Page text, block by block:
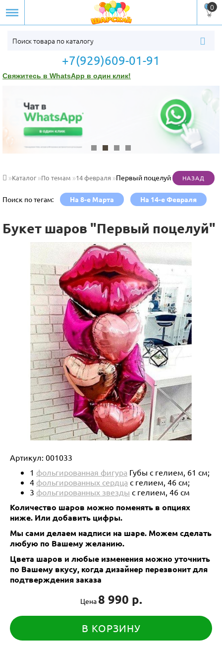
0
+7(929)609-01-91
Свяжитесь в WhatsApp в один клик!
Каталог По темам 14 февраля Первый поцелуй
Поиск по тегам: На 8-е Марта На 14-е Февраля
Букет шаров "Первый поцелуй"
Артикул: 001033
1 фольгированная фигура Губы с гелием, 61 см;
4 фольгированных сердца с гелием, 46 см;
3 фольгированных звезды с гелием, 46 см
Количество шаров можно поменять в опциях
ниже. Или добавить цифры.
Мы сами делаем надписи на шаре. Можем сделать
любую по Вашему желанию.
Цвета шаров и любые изменения можно уточнить
по Вашему вкусу, когда дизайнер перезвонит для
подтверждения заказа
Цена 8 990 р.
В КОРЗИНУ